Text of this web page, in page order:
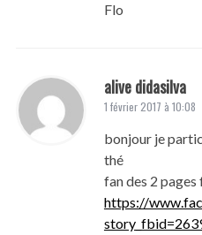
Flo
alive didasilva
1 février 2017 à 10:08
bonjour je
thé
fan des 2
https://